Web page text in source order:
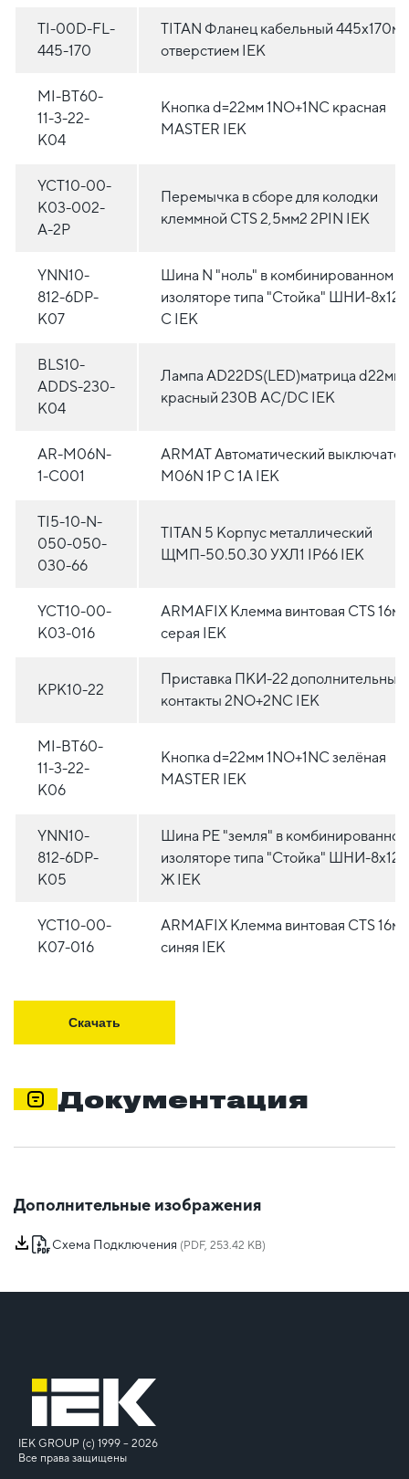
TI-00D-FL-
445-170
TITAN Фланец кабельный
отверстием IEK
MI-BT60-
11-3-22-
K04
Кнопка d=22мм 1NO+1NC красная
MASTER IEK
YCT10-00-
K03-002-
A-2P
Перемычка в сборе для колодки
клеммной CTS 2,5мм2 2PIN IEK
YNN10-
812-6DP-
K07
Шина N "ноль" в комбинированном
изоляторе типа "Стойка" ШНИ-
С IEK
BLS10-
ADDS-230-
K04
Лампа AD22DS(LED)матрица d22мм
красный 230В AC/DC IEK
AR-M06N-
1-C001
ARMAT Автоматический
M06N 1P C 1А IEK
TI5-10-N-
050-050-
030-66
TITAN 5 Корпус металлический
ЩМП-50.50.30 УХЛ1 IP66 IEK
YCT10-00-
K03-016
ARMAFIX Клемма винтовая CTS
серая IEK
KPK10-22
Приставка ПКИ-22 дополнительные
контакты 2NO+2NC IEK
MI-BT60-
11-3-22-
K06
Кнопка d=22мм 1NO+1NC зелёная
MASTER IEK
YNN10-
812-6DP-
K05
Шина PE "земля" в
изоляторе типа "Стойка" ШНИ-
Ж IEK
YCT10-00-
K07-016
ARMAFIX Клемма винтовая CTS
синяя IEK
Скачать
Документация
Дополнительные изображения
Схема Подключения (PDF, 253.42 KB)
IEK GROUP (c) 1999 – 2026
Все права защищены